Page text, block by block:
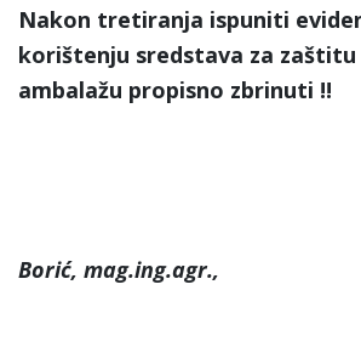
Nakon tretiranja ispuniti
korištenju sredstava za zaštitu
ambalažu propisno zbrinuti !!
Borić, mag.ing.agr.,